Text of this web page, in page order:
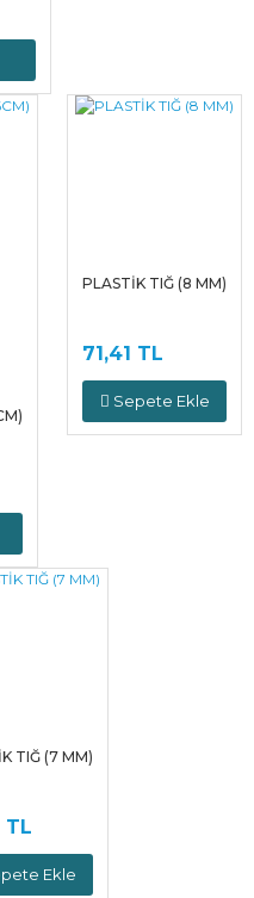
PLASTİK TIĞ (8 MM)
71,41 TL
Sepete Ekle
TIĞ (7 MM)
TL
Ekle